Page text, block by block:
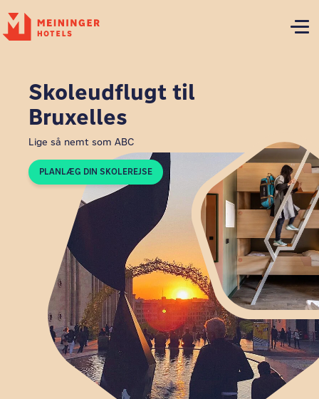
P
Skoleudflugt til
Bruxelles
Lige så nemt som ABC
PLANLÆG DIN SKOLEREJSE